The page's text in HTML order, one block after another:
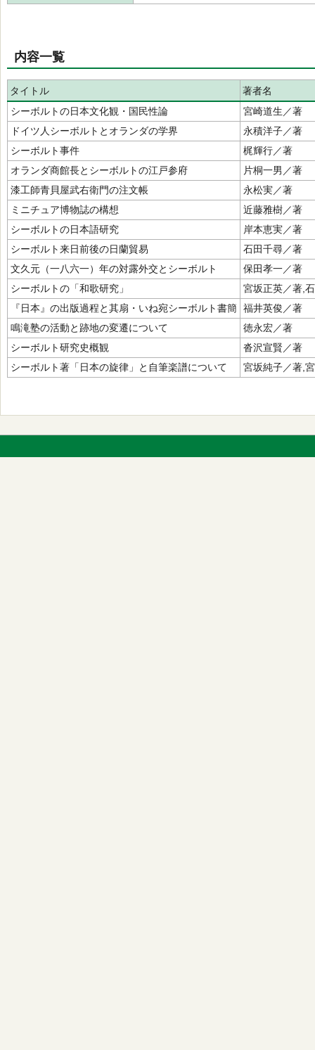
内容一覧
タイトル
著者名
シーボルトの日本文化観・国民性論
宮崎道生／著
ドイツ人シーボルトとオランダの学界
永積洋子／著
シーボルト事件
梶輝行／著
オランダ商館長とシーボルトの江戸参府
片桐一男／著
漆工師青貝屋武右衛門の注文帳
永松実／著
ミニチュア博物誌の構想
近藤雅樹／著
シーボルトの日本語研究
岸本恵実／著
シーボルト来日前後の日蘭貿易
石田千尋／著
文久元（一八六一）年の対露外交とシーボルト
保田孝一／著
シーボルトの「和歌研究」
宮坂正英／著,
『日本』の出版過程と其扇・いね宛シーボルト書簡
福井英俊／著
鳴滝塾の活動と跡地の変遷について
徳永宏／著
シーボルト研究史概観
沓沢宣賢／著
シーボルト著「日本の旋律」と自筆楽譜について
宮坂純子／著,